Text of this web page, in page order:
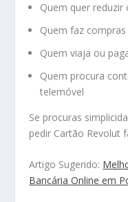
Quem quer reduzir
Quem faz
Quem viaja ou
Quem procura
telemóvel
Se procuras
pedir Cartão Revolut
Artigo Sugerido:
Bancária Online em